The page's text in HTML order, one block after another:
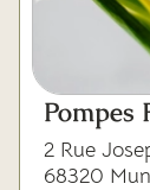
Pompes
2 Rue
68320